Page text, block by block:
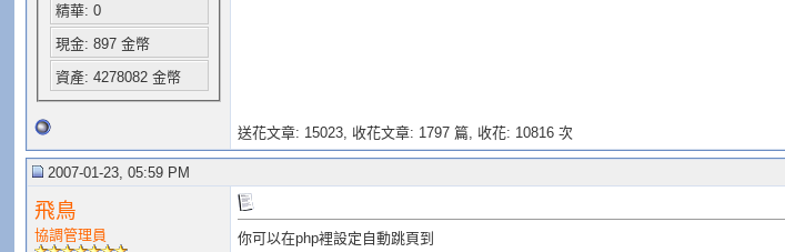
精華: 0
現金: 897 金幣
資產: 4278082 金幣
送花文章: 15023, 收花文章: 1797 篇, 收花: 10816 次
2007-01-23, 05:59 PM
飛鳥
協調管理員 你可以在php裡設定自動跳頁到